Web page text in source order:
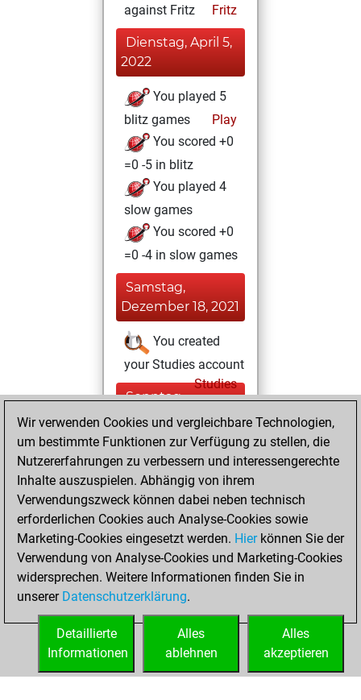
against Fritz
Fritz
Dienstag, April 5,
2022
You played 5
blitz games
Play
You scored +0
=0 -5 in blitz
You played 4
slow games
You scored +0
=0 -4 in slow games
Samstag,
Dezember 18, 2021
You created
your Studies account
Studies
Sonntag,
Dezember 6, 2020
You created
your Fritz account
Fritz
Samstag,
November 16, 2013
You played 1
bullet games
Play
You scored +0
=0 -1 in bullet
Wir verwenden Cookies und vergleichbare Technologien,
um bestimmte Funktionen zur Verfügung zu stellen, die
Nutzererfahrungen zu verbessern und interessengerechte
Inhalte auszuspielen. Abhängig von ihrem
Verwendungszweck können dabei neben technisch
erforderlichen Cookies auch Analyse-Cookies sowie
Marketing-Cookies eingesetzt werden. Hierkönnen Sie der
Verwendung von Analyse-Cookies und Marketing-Cookies
widersprechen. Weitere Informationen finden Sie in
unserer Datenschutzerklärung.
Alles
akzeptieren
Alles
ablehnen
Detaillierte
Informationen